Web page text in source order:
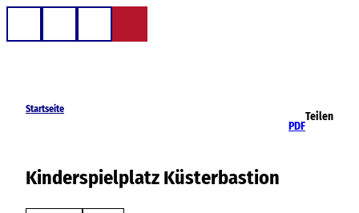
Startseite
PDF
Teilen
Kinderspielplatz Küsterbastion